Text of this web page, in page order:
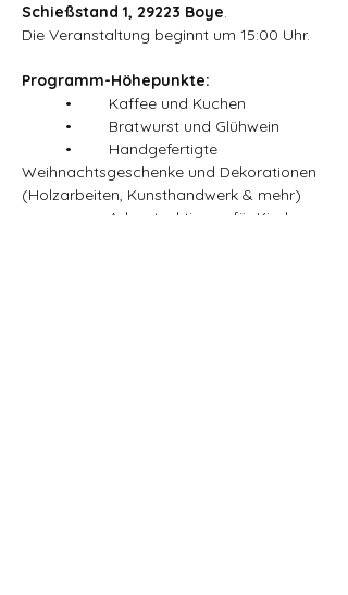
Schießstand 1, 29223 Boye.
Die Veranstaltung beginnt um 15:00 Uhr.
Programm-Höhepunkte:
	•	Kaffee und Kuchen
	•	Bratwurst und Glühwein
Weihnachtsgeschenke und Dekorationen
(Holzarbeiten, Kunsthandwerk & mehr)
	•	Adventsaktionen für Kinder